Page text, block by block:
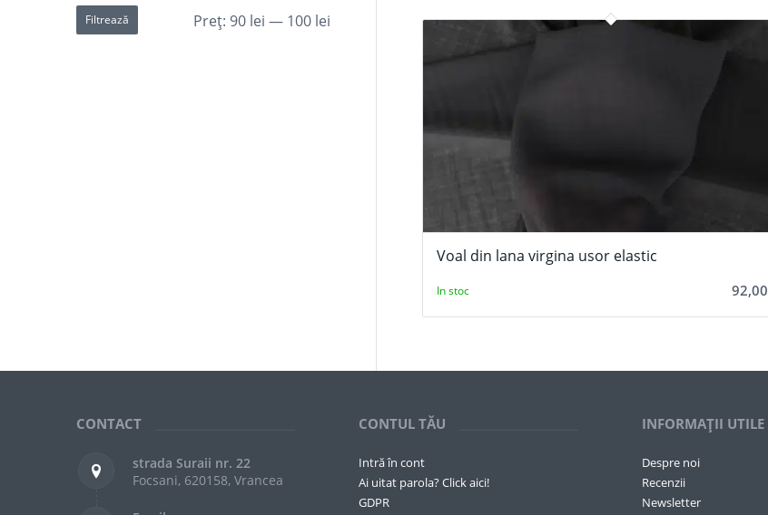
Voal din lana virgina usor elastic
92,00
In stoc
Filtrează Preț: 90 lei — 100 lei
CONTACT
strada Suraii nr. 22
Focsani, 620158, Vrancea
CONTUL TĂU
Intră în cont
Ai uitat parola? Click aici!
GDPR
INFORMAȚII UTILE
Despre noi
Recenzii
Newsletter